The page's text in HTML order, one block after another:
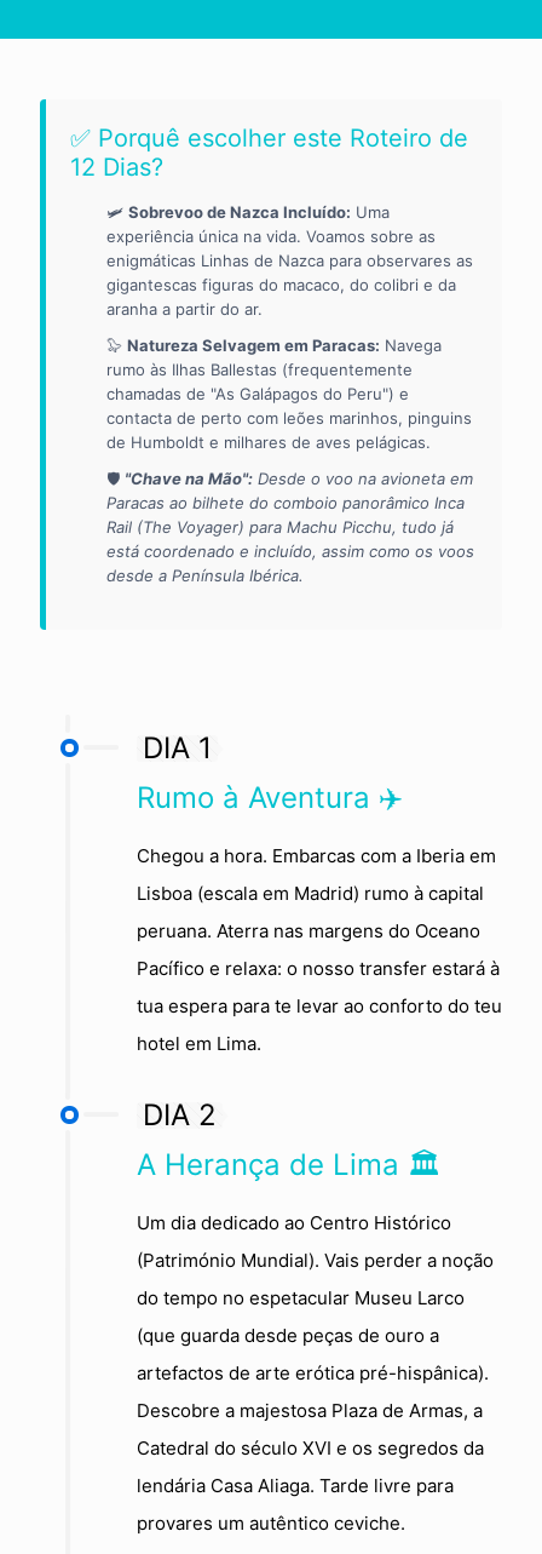
✅ Porquê escolher este Roteiro de
12 Dias?
🛩️ Sobrevoo de Nazca Incluído: Uma
experiência única na vida. Voamos sobre as
enigmáticas Linhas de Nazca para observares as
gigantescas figuras do macaco, do colibri e da
aranha a partir do ar.
🦭 Natureza Selvagem em Paracas: Navega
rumo às Ilhas Ballestas (frequentemente
chamadas de "As Galápagos do Peru") e
contacta de perto com leões marinhos, pinguins
de Humboldt e milhares de aves pelágicas.
🛡️ "Chave na Mão": Desde o voo na avioneta em
Paracas ao bilhete do comboio panorâmico Inca
Rail (The Voyager) para Machu Picchu, tudo já
está coordenado e incluído, assim como os voos
desde a Península Ibérica.
DIA 1
Rumo à Aventura ✈️
Chegou a hora. Embarcas com a Iberia em
Lisboa (escala em Madrid) rumo à capital
peruana. Aterra nas margens do Oceano
Pacífico e relaxa: o nosso transfer estará à
tua espera para te levar ao conforto do teu
hotel em Lima.
DIA 2
A Herança de Lima 🏛️
Um dia dedicado ao Centro Histórico
(Património Mundial). Vais perder a noção
do tempo no espetacular Museu Larco
(que guarda desde peças de ouro a
artefactos de arte erótica pré-hispânica).
Descobre a majestosa Plaza de Armas, a
Catedral do século XVI e os segredos da
lendária Casa Aliaga. Tarde livre para
provares um autêntico ceviche.